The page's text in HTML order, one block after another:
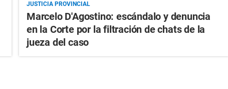
JUSTICIA PROVINCIAL
Marcelo D'Agostino: escándalo y denuncia
en la Corte por la filtración de chats de la
jueza del caso